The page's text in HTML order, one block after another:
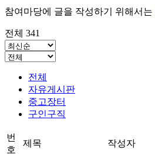
참여마당에 글을 작성하기 위해서는
전체 341
전체
자유게시판
중고장터
구인구직
번
호
제목 작성자